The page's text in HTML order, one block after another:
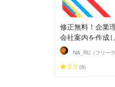
修正無料！企業
会社案内を作成
5.0 (6)